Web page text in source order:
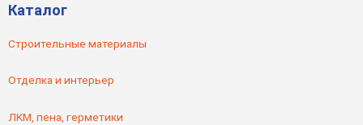
Каталог
Строительные материалы
Отделка и интерьер
ЛКМ, пена, герметики